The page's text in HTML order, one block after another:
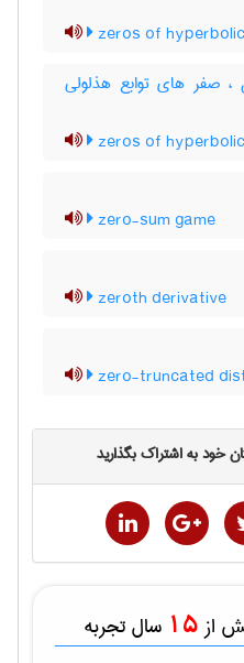
zeros of
، صفر های توابع هذلولی
zeros of
zero-sum game
zeroth derivative
zero-truncated
خود به اشتراک بگذارید
از 15 سال تجربه